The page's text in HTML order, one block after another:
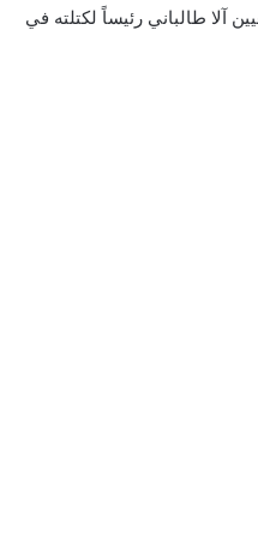
آلا طالباني رئيساً لكتلته في